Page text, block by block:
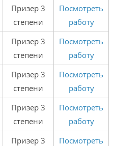
Призер 3
степени
Посмотреть
работу
Призер 3
степени
Посмотреть
работу
Призер 3
степени
Посмотреть
работу
Призер 3
степени
Посмотреть
работу
Призер 3
Посмотреть